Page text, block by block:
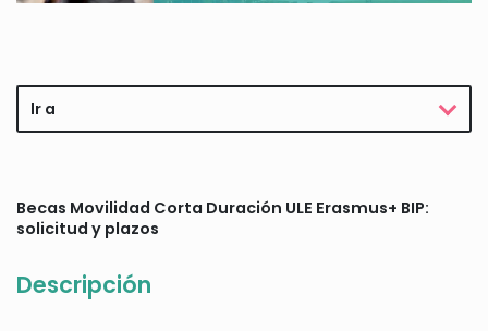
Ir a
Becas Movilidad Corta Duración ULE Erasmus+ BIP:
solicitud y plazos
Descripción